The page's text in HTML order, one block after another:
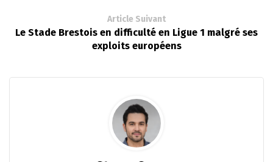
Article Suivant
Le Stade Brestois en difficulté en Ligue 1 malgré ses
exploits européens